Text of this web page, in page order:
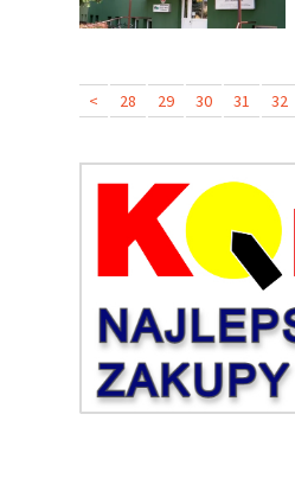
< 28 29 30 31 32